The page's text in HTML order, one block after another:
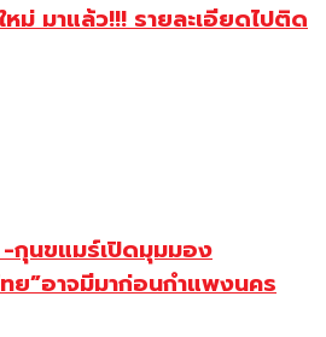
ม่ มาแล้ว!!! รายละเอียดไปติด
กุนขแมร์เปิดมุมมอง
ย”อาจมีมาก่อนกำแพงนคร